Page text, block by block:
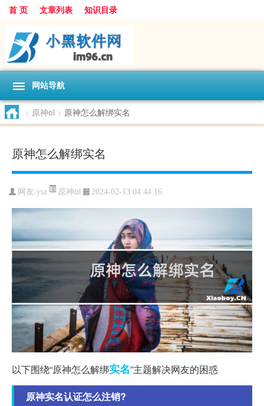
首 页 文章列表 知识目录
网站导航
> 原神ol > 原神怎么解绑实名
原神怎么解绑实名
网友:ysz 原神ol 2024-02-13 04:44:16
以下围绕“原神怎么解绑实名”主题解决网友的困惑
原神实名认证怎么注销?